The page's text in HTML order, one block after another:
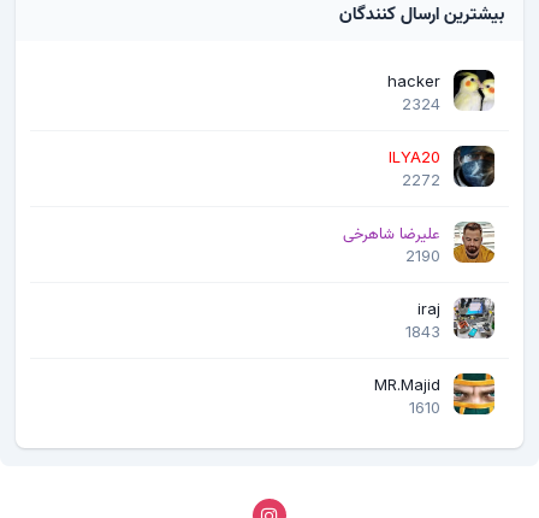
بیشترین ارسال کنندگان
hacker
2324
ILYA20
2272
علیرضا شاهرخی
2190
iraj
1843
MR.Majid
1610